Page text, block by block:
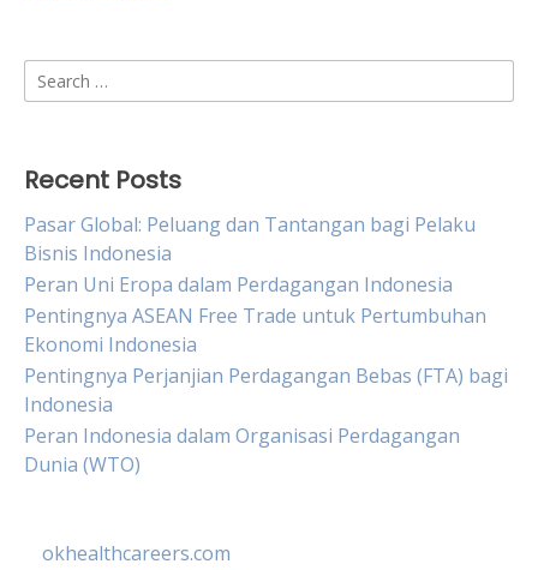
Search
for:
Recent Posts
Pasar Global: Peluang dan Tantangan bagi Pelaku
Bisnis Indonesia
Peran Uni Eropa dalam Perdagangan Indonesia
Pentingnya ASEAN Free Trade untuk Pertumbuhan
Ekonomi Indonesia
Pentingnya Perjanjian Perdagangan Bebas (FTA) bagi
Indonesia
Peran Indonesia dalam Organisasi Perdagangan
Dunia (WTO)
okhealthcareers.com